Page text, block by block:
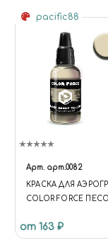
pacific88
Арт. арт.0082
КРАСКА ДЛЯ
COLOR FORCE
YELLOW)
от 163 ₽